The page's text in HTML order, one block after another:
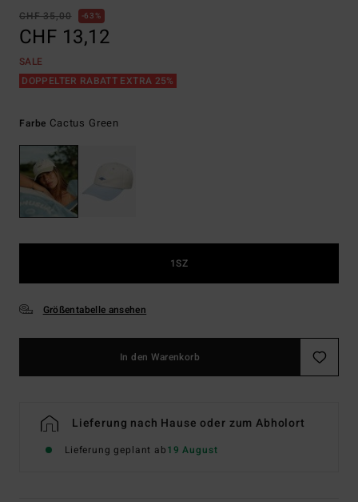
CHF 35,00
63%
CHF 13,12
SALE
DOPPELTER RABATT EXTRA 25%
Farbe Cactus Green
1SZ
Größentabelle ansehen
In den Warenkorb
Lieferung nach Hause oder zum Abholort
Lieferung geplant ab19 August